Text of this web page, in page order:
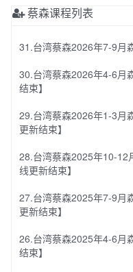
蔡森课程列表
31.台湾蔡森2026年7-9月
30.台湾蔡森2026年4-6月
结束】
29.台湾蔡森2026年1-3月
更新结束】
28.台湾蔡森2025年10-12
线更新结束】
27.台湾蔡森2025年7-9月
更新结束】
26.台湾蔡森2025年4-6月
结束】